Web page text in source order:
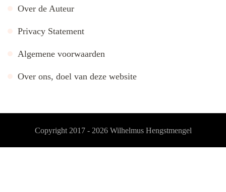
Over de Auteur
Privacy Statement
Algemene voorwaarden
Over ons, doel van deze website
Copyright 2017 - 2026 Wilhelmus Hengstmengel